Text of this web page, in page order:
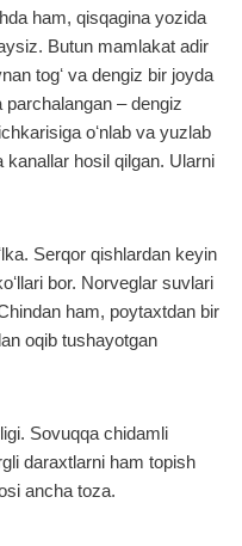
ham, qisqagina yozida
Butun mamlakat adir
togʻ va dengiz bir joyda
parchalangan – dengiz
oʻnlab va yuzlab
kanallar hosil qilgan. Ularni
Serqor qishlardan keyin
bor. Norveglar suvlari
ham, poytaxtdan bir
oqib tushayotgan
Sovuqqa chidamli
daraxtlarni ham topish
ancha toza.